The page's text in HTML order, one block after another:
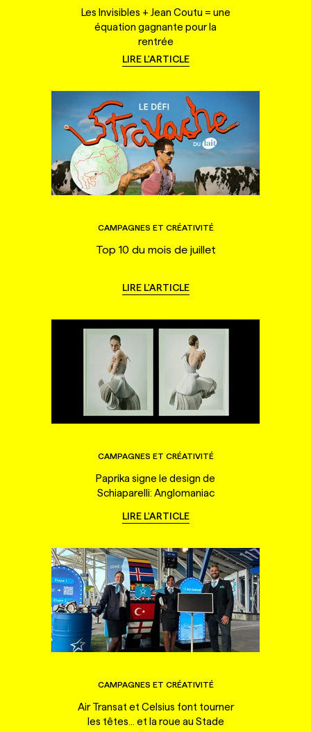
Les Invisibles + Jean Coutu = une
équation gagnante pour la
rentrée
LIRE L'ARTICLE
CAMPAGNES ET CRÉATIVITÉ
Top 10 du mois de juillet
LIRE L'ARTICLE
CAMPAGNES ET CRÉATIVITÉ
Paprika signe le design de
Schiaparelli: Anglomaniac
LIRE L'ARTICLE
CAMPAGNES ET CRÉATIVITÉ
Air Transat et Celsius font tourner
les têtes... et la roue au Stade